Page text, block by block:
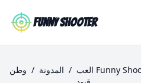
Funny Shooter
وطن / المدونة / العب Funny Shooter 2: دليلك الشامل لألعاب بدون